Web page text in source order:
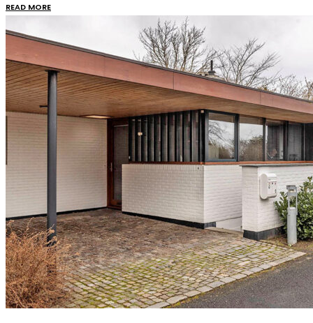
READ MORE